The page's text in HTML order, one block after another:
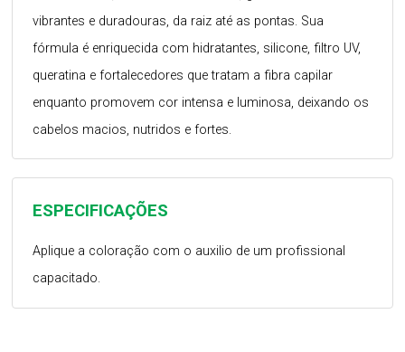
ESPECIFICAÇÕES
Aplique a coloração com o auxilio de um profissional
capacitado.
vibrantes e duradouras, da raiz até as pontas. Sua
fórmula é enriquecida com hidratantes, silicone, filtro UV,
queratina e fortalecedores que tratam a fibra capilar
enquanto promovem cor intensa e luminosa, deixando os
cabelos macios, nutridos e fortes.